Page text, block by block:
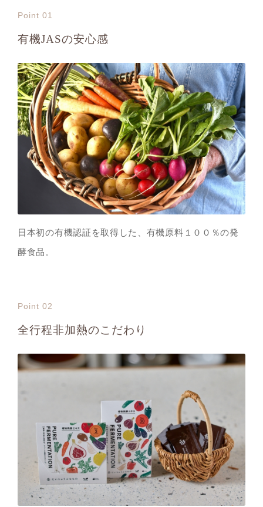
Point 01
有機JASの安心感
日本初の有機認証を取得した、有機原料１００％の発
酵食品。
Point 02
全行程非加熱のこだわり